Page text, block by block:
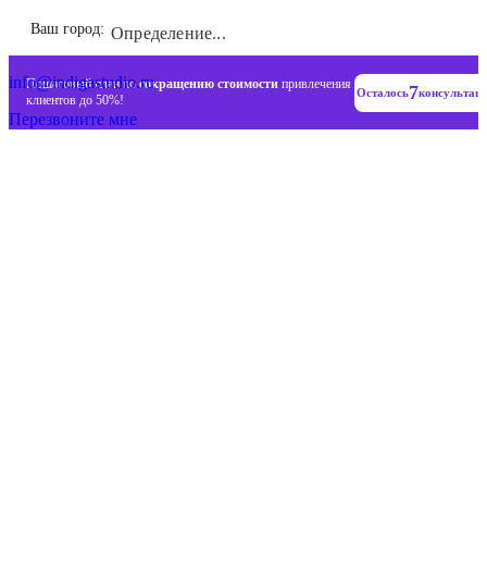
Ваш город: Определение...
Пошаговый план посокращению стоимости привлечения
клиентов до 50%!
Осталось7
+7 (993) 477-18-57
info@indigastudio.ru
Перезвоните мне